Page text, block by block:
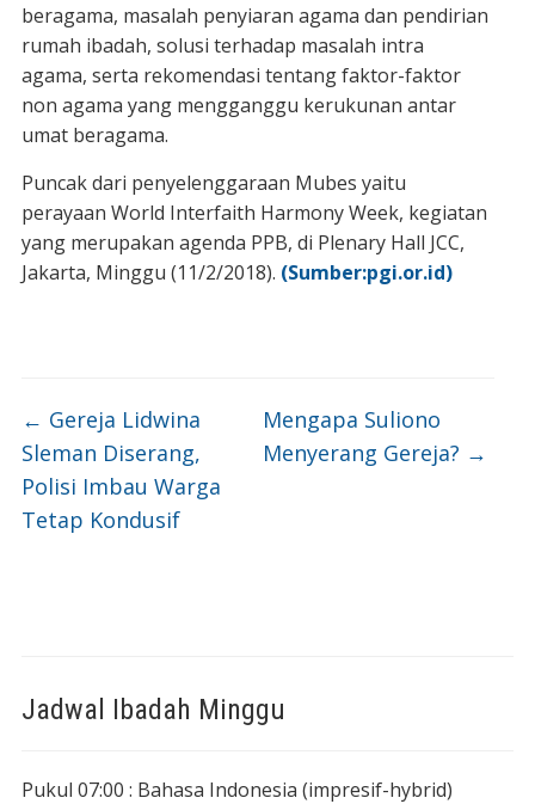
beragama, masalah penyiaran agama dan pendirian
rumah ibadah, solusi terhadap masalah intra
agama, serta rekomendasi tentang faktor-faktor
non agama yang mengganggu kerukunan antar
umat beragama.
Puncak dari penyelenggaraan Mubes yaitu
perayaan World Interfaith Harmony Week, kegiatan
yang merupakan agenda PPB, di Plenary Hall JCC,
Jakarta, Minggu (11/2/2018). (Sumber:pgi.or.id)
← Gereja Lidwina
Sleman Diserang,
Polisi Imbau Warga
Tetap Kondusif
Mengapa Suliono
Menyerang Gereja? →
Jadwal Ibadah Minggu
Pukul 07:00 : Bahasa Indonesia (impresif-hybrid)